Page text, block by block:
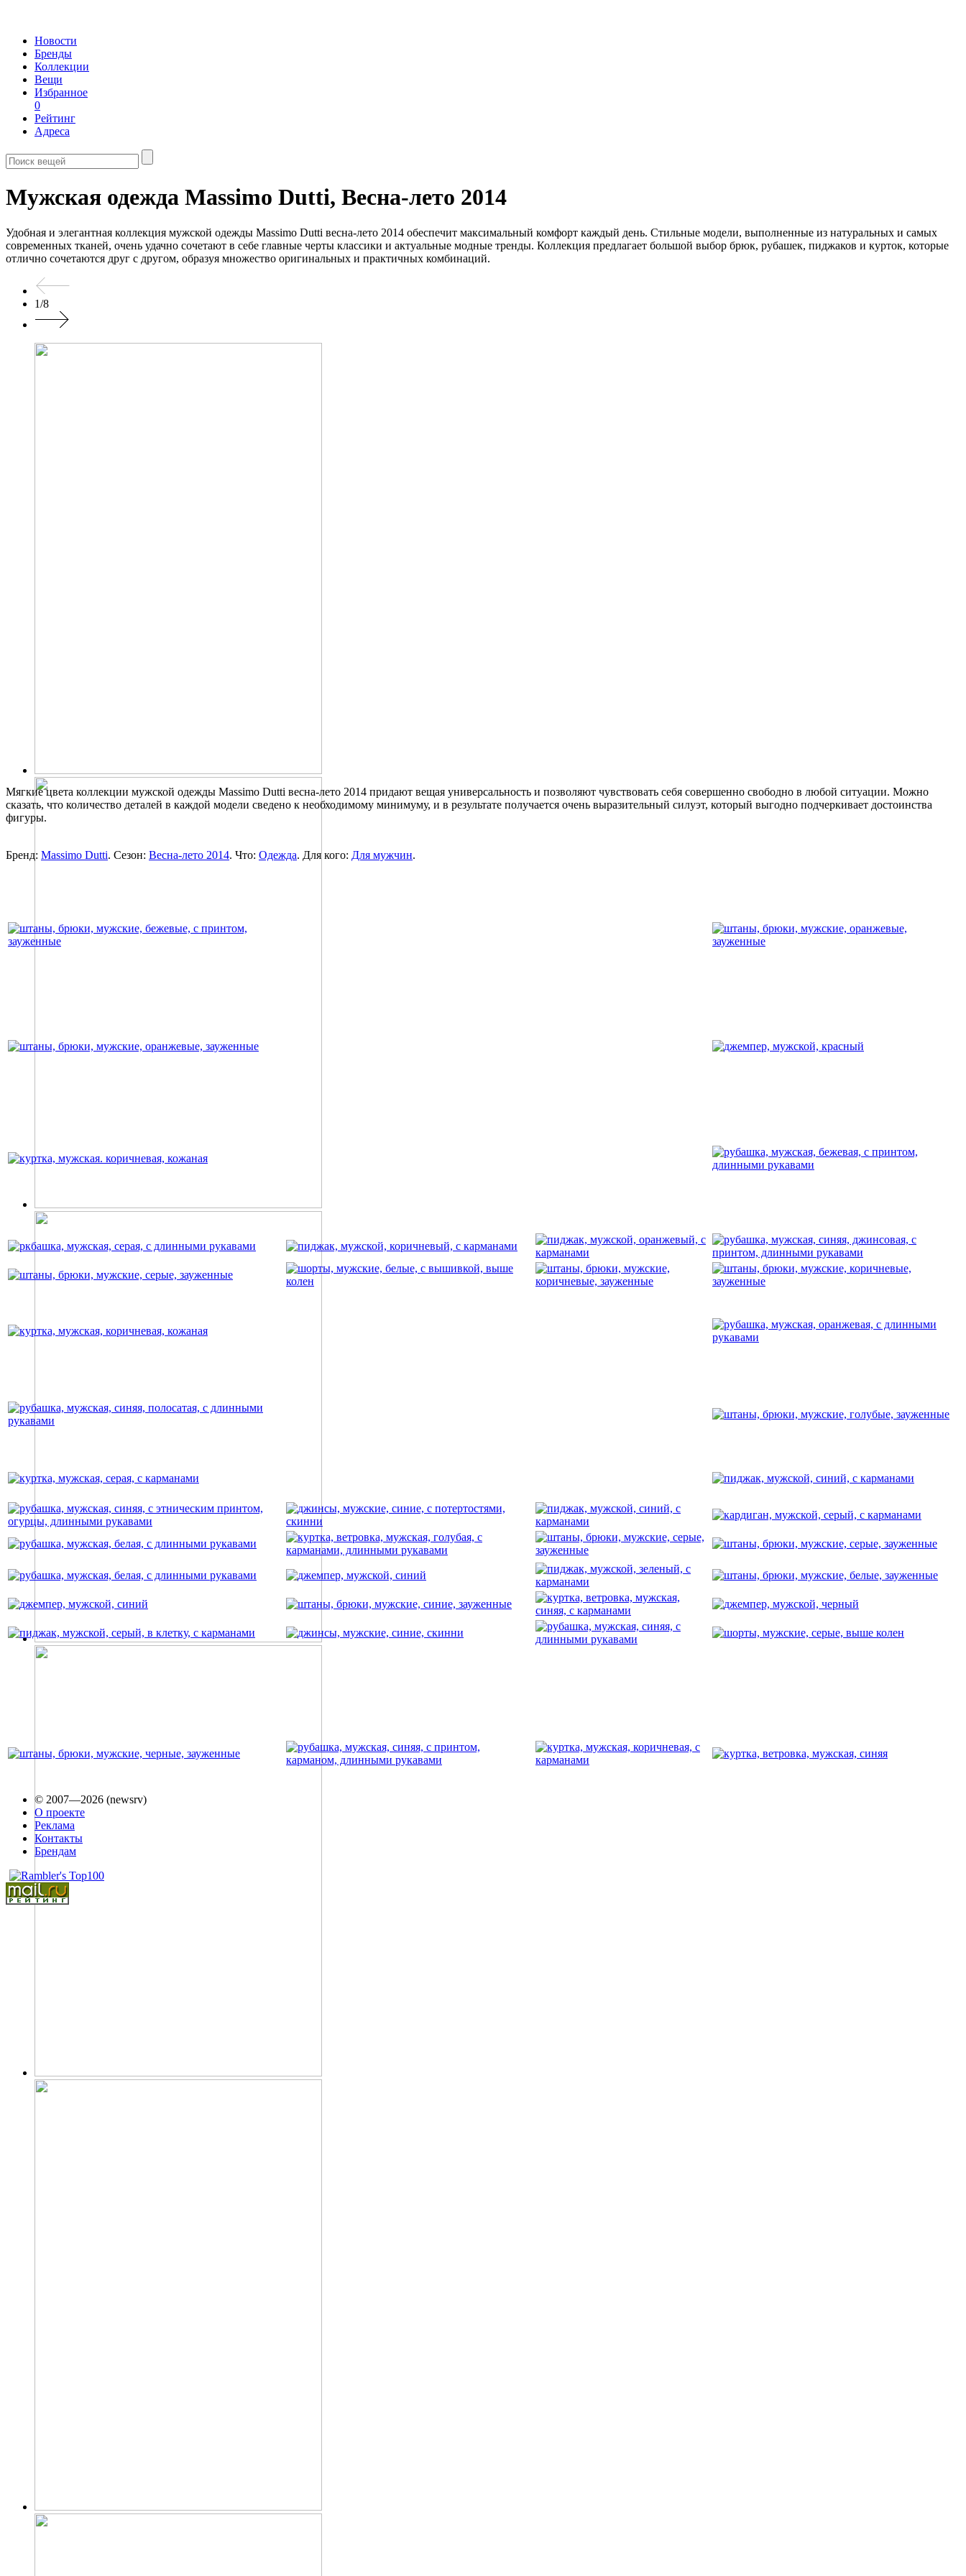
Новости
Бренды
Коллекции
Вещи
Избранное
0
Рейтинг
Адреса
Мужская одежда Massimo Dutti, Весна-лето 2014
Удобная и элегантная коллекция мужской одежды Massimo Dutti весна-лето 2014 обеспечит максимальный комфорт каждый день. Стильные модели, выполненные из натуральных и самых
современных тканей, очень удачно сочетают в себе главные черты классики и актуальные модные тренды. Коллекция предлагает большой выбор брюк, рубашек, пиджаков и курток, которые
отлично сочетаются друг с другом, образуя множество оригинальных и практичных комбинаций.
1/8
Мягкие цвета коллекции мужской одежды Massimo Dutti весна-лето 2014 придают вещая универсальность и позволяют чувствовать себя совершенно свободно в любой ситуации. Можно
сказать, что количество деталей в каждой модели сведено к необходимому минимуму, и в результате получается очень выразительный силуэт, который выгодно подчеркивает достоинства
фигуры.
Бренд: Massimo Dutti. Сезон: Весна-лето 2014. Что: Одежда. Для кого: Для мужчин.
© 2007—2026 (newsrv)
О проекте
Реклама
Контакты
Брендам